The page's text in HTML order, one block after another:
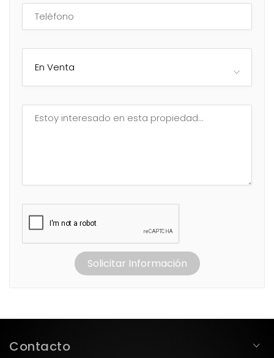
En Venta
Solicitar Información
Contacto